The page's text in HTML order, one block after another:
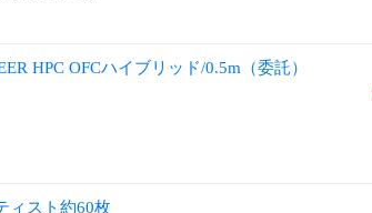
HPC OFCハイブリッド/0.5m（委託）
ィスト約60枚